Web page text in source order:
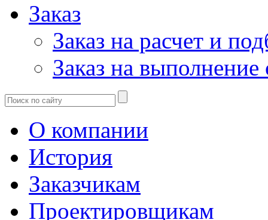
Заказ
Заказ на расчет и
Заказ на
О компании
История
Заказчикам
Проектировщикам